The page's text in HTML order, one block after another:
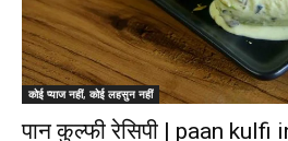
कोई प्याज नहीं, कोई लहसुन नहीं
पान कुल्फी रेसिपी | paan kulfi